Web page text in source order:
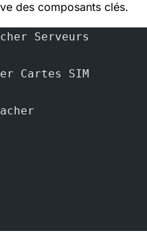
des composants clés.
Serveurs
Cartes SIM